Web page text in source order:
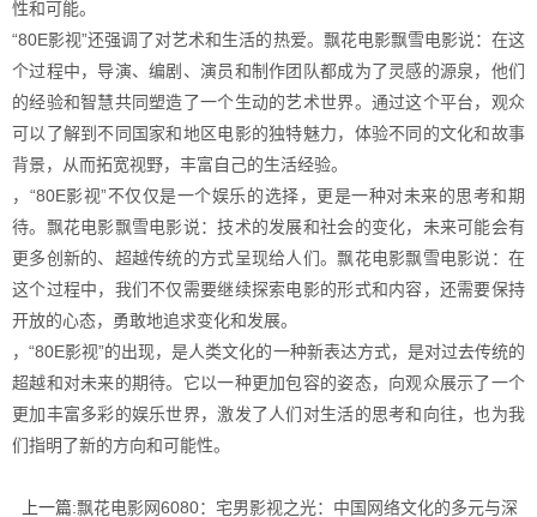
性和可能。
“80E影视”还强调了对艺术和生活的热爱。飘花电影飘雪电影说：在这
个过程中，导演、编剧、演员和制作团队都成为了灵感的源泉，他们
的经验和智慧共同塑造了一个生动的艺术世界。通过这个平台，观众
可以了解到不同国家和地区电影的独特魅力，体验不同的文化和故事
背景，从而拓宽视野，丰富自己的生活经验。
，“80E影视”不仅仅是一个娱乐的选择，更是一种对未来的思考和期
待。飘花电影飘雪电影说：技术的发展和社会的变化，未来可能会有
更多创新的、超越传统的方式呈现给人们。飘花电影飘雪电影说：在
这个过程中，我们不仅需要继续探索电影的形式和内容，还需要保持
开放的心态，勇敢地追求变化和发展。
，“80E影视”的出现，是人类文化的一种新表达方式，是对过去传统的
超越和对未来的期待。它以一种更加包容的姿态，向观众展示了一个
更加丰富多彩的娱乐世界，激发了人们对生活的思考和向往，也为我
们指明了新的方向和可能性。
上一篇:飘花电影网6080：宅男影视之光：中国网络文化的多元与深